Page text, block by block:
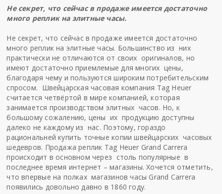
Не секрет, что сейчас в продаже имеется достаточно
много реплик на элитные часы.
Не секрет, что сейчас в продаже имеется достаточно
много реплик на элитные часы. Большинство из них
практически не отличаются от своих оригиналов, но
имеют достаточно приемлемые для многих цены,
благодаря чему и пользуются широким потребительским
спросом. Швейцарская часовая компания Tag Heuer
считается четвёртой в мире компанией, которая
занимается производством элитных часов. Но, к
большому сожалению, цены их продукцию доступны
далеко не каждому из нас. Поэтому, гораздо
рациональней купить точные копии швейцарских часовых
шедевров. Продажа реплик Tag Heuer Grand Carrera
происходит в основном через столь популярные в
последнее время интернет – магазины. Хочется отметить,
что впервые на полках магазинов часы Grand Carrera
появились довольно давно в 1860 году.